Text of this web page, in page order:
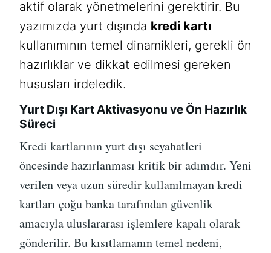
aktif olarak yönetmelerini gerektirir. Bu
yazımızda yurt dışında kredi kartı
kullanımının temel dinamikleri, gerekli ön
hazırlıklar ve dikkat edilmesi gereken
hususları irdeledik.
Yurt Dışı Kart Aktivasyonu ve Ön Hazırlık
Süreci
Kredi kartlarının yurt dışı seyahatleri
öncesinde hazırlanması kritik bir adımdır. Yeni
verilen veya uzun süredir kullanılmayan kredi
kartları çoğu banka tarafından güvenlik
amacıyla uluslararası işlemlere kapalı olarak
gönderilir. Bu kısıtlamanın temel nedeni,